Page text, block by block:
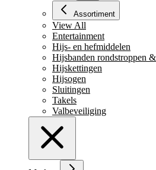
Assortiment
View All
Entertainment
Hijs- en hefmiddelen
Hijsbanden rondstroppen
Hijskettingen
Hijsogen
Sluitingen
Takels
Valbeveiliging